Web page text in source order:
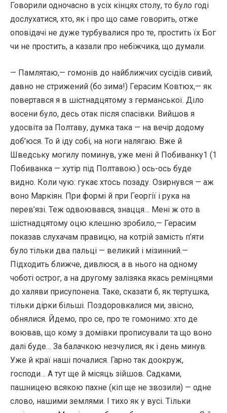
Говорили одночасно в усіх кінцях столу, то було годі
дослухатися, хто, як і про що саме говорить, отже
оповідачі не дуже турбувалися про те, простить їх Бог
чи не простить, а казали про небіжчика, що думали.
— Памлятаю,— гомонів до найближчих сусідів сивий,
давно не стрижений (бо зима!) Герасим Ковтюх,— як
повертався я в шістнадцятому з германської. Діло
восени було, десь отак після спасівки. Вийшов я
удосвіта за Полтаву, думка така — на вечір додому
доб’юся. То й іду собі, на ноги налягаю. Вже й
Шведську могилу поминув, уже мені й Побиванку1 (1
Побиванка — хутір під Полтавою.) ось-ось буде
видно. Коли чую: гукає хтось позаду. Озирнувся — аж
воно Маркіян. При формі й при Георгії і рука на
перев’язі. Теж одвоювався, знацця… Мені ж ото в
шістнадцятому оцю клешню зробило,— Герасим
показав слухачам правицю, на котрій замість п’яти
було тільки два пальці — великий і мізинний.—
Підходить ближче, дивлюся, а в нього на одному
чоботі острог, а на другому залізяка якась ремінцями
до халяви присупонена. Таке, сказати б, як тертушка,
тільки дірки більші. Поздоровкалися ми, звісно,
обнялися. Йдемо, про се, про те гомонимо: хто де
воював, що кому з домівки прописували та що воно
далі буде… За балачкою незчулися, як і день минув.
Уже й краї наші почалися. Гарно так доокруж,
господи… А тут ще й місяць зійшов. Садками,
пашницею всякою пахне (кіп ще не звозили) — одне
слово, нашими землями. І тихо як у вусі. Тільки